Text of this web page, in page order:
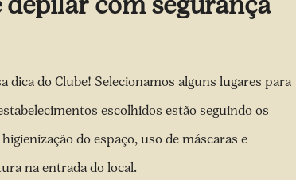
dica do Clube! Selecionamos alguns lugares para
escolhidos estão seguindo os
do espaço, uso de máscaras e
na entrada do local.